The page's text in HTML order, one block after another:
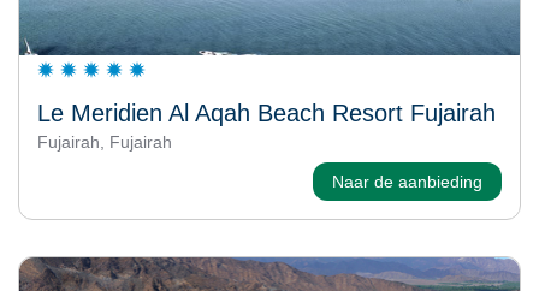
Le Meridien Al Aqah Beach Resort Fujairah
Fujairah, Fujairah
Naar de aanbieding